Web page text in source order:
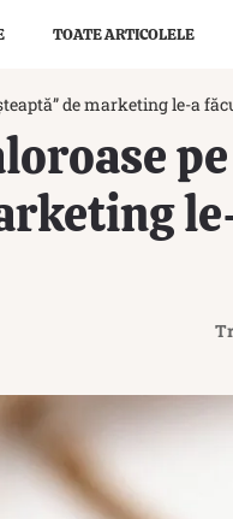
TOATE ARTICOLELE
de marketing le-a